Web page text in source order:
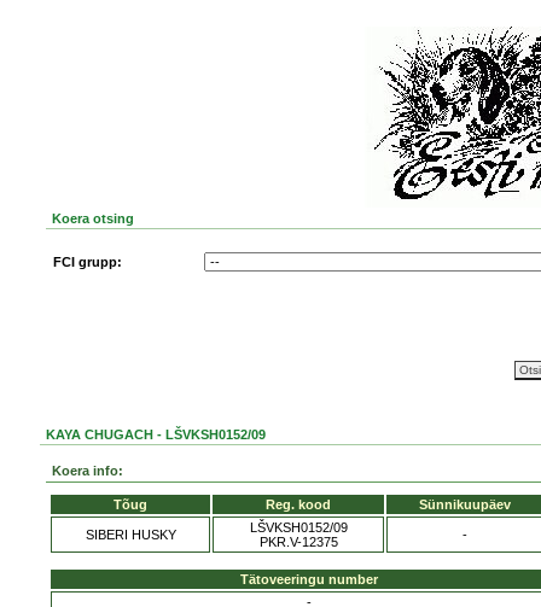
Koera otsing
FCI grupp:
KAYA CHUGACH - LŠVKSH0152/09
Koera info:
Tõug Reg. kood Sünnikuupäev
SIBERI HUSKY
LŠVKSH0152/09
PKR.V-12375
-
Tätoveeringu number
-